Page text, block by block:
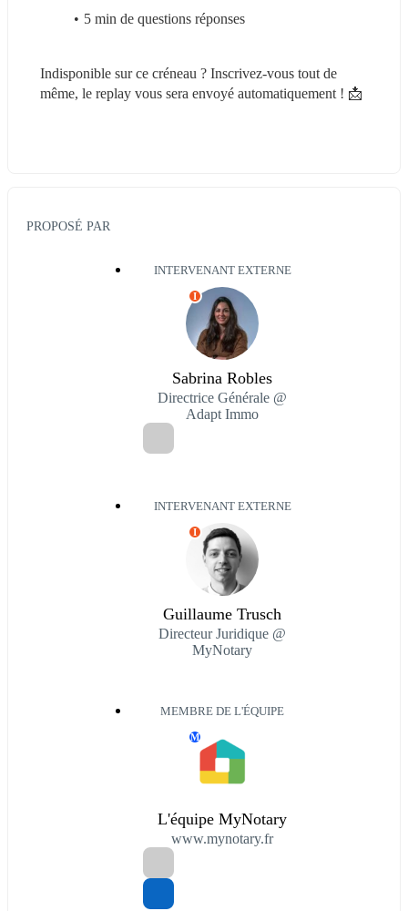
5 min de questions réponses
Indisponible sur ce créneau ? Inscrivez-vous tout de
même, le replay vous sera envoyé automatiquement ! 📩
PROPOSÉ PAR
INTERVENANT EXTERNE
I
Sabrina Robles
Directrice Générale @
Adapt Immo
INTERVENANT EXTERNE
I
Guillaume Trusch
Directeur Juridique @
MyNotary
MEMBRE DE L'ÉQUIPE
M
L'équipe MyNotary
www.mynotary.fr